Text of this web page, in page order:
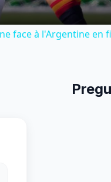
face à l'Argentine en